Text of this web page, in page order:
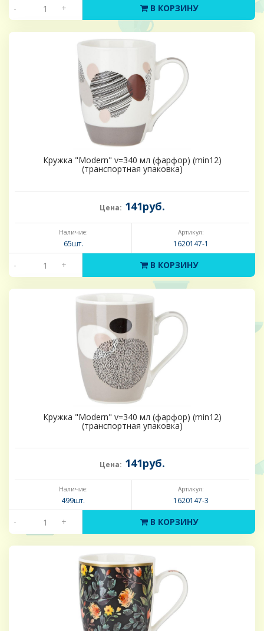
- + В КОРЗИНУ
Кружка "Modern" v=340 мл (фарфор) (min12)
(транспортная упаковка)
Цена: 141руб.
Наличие:
65шт.
Артикул:
1620147-1
- + В КОРЗИНУ
Кружка "Modern" v=340 мл (фарфор) (min12)
(транспортная упаковка)
Цена: 141руб.
Наличие:
499шт.
Артикул:
1620147-3
- + В КОРЗИНУ